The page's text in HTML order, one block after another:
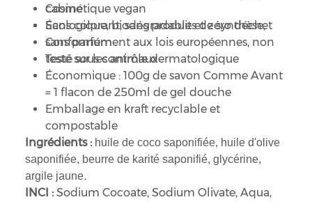
cabine
Sans colorant, sans produits de synthèse,
sans parfum
Testé sous contrôle dermatologique
Cosmétique vegan
Écologique, biodégradable et zéro déchet
Conformément aux lois européennes, non
testé sur les animaux
Économique : 100g de savon Comme Avant
= 1 flacon de 250ml de gel douche
Emballage en kraft recyclable et
compostable
Ingrédients : huile de coco saponifiée, huile d'olive
saponifiée, beurre de karité saponifié, glycérine,
argile jaune.
INCI :Sodium Cocoate, Sodium Olivate, Aqua,